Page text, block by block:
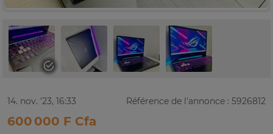
14. nov. '23, 16:33 Référence de l'annonce : 5926812
600 000 F Cfa